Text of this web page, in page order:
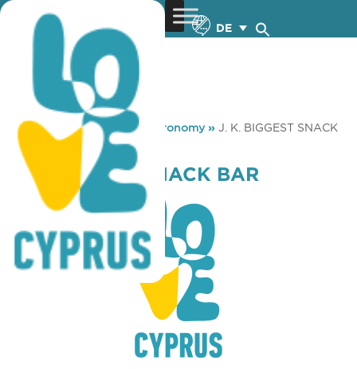
DE
You are here: Home »Gastronomy» J. K. BIGGEST SNACK
BAR
J. K. BIGGEST SNACK BAR